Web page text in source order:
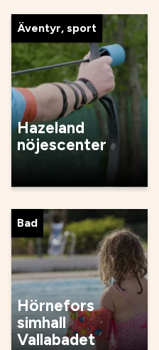
Äventyr, sport
Hazeland
nöjescenter
Bad
Hörnefors
simhall
Vallabadet